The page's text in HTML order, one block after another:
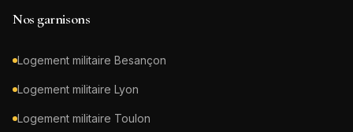
Nos garnisons
Logement militaire Besançon
Logement militaire Lyon
Logement militaire Toulon